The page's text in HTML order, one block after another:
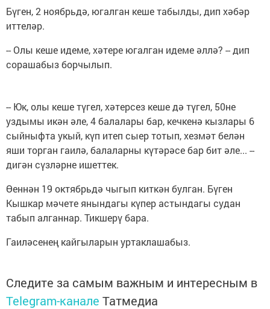
Бүген, 2 ноябрьдә, югалган кеше табылды, дип хәбәр
иттеләр.
-- Олы кеше идеме, хәтере югалган идеме әллә? -- дип
сорашабыз борчылып.
-- Юк, олы кеше түгел, хәтерсез кеше дә түгел, 50не
уздымы икән әле, 4 балалары бар, кечкенә кызлары 6
сыйныфта укый, күп итеп сыер тотып, хезмәт белән
яши торган гаилә, балаларны күтәрәсе бар бит әле... --
дигән сүзләрне ишеттек.
Өеннән 19 октябрьдә чыгып киткән булган. Бүген
Кышкар мәчете янындагы күпер астындагы судан
табып алганнар. Тикшерү бара.
Гаиләсенең кайгыларын уртаклашабыз.
Следите за самым важным и интересным в
Telegram-канале Татмедиа